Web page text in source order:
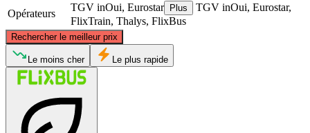
Opérateurs
TGV inOui, Eurostar Plus
TGV inOui, Eurostar,
FlixTrain, Thalys, FlixBus
Rechercher le meilleur prix
©CARTO
Le moins cher Le plus rapide